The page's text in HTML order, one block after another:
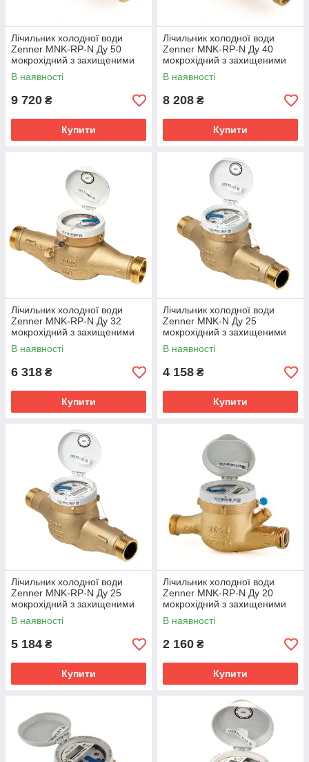
Лічильник холодної води
Zenner MNK-RP-N Ду 50
мокрохідний з захищеними
роликами
В наявності
9 720 ₴
Купити
Лічильник холодної води
Zenner MNK-RP-N Ду 40
мокрохідний з захищеними
роликами
В наявності
8 208 ₴
Купити
Лічильник холодної води
Zenner MNK-RP-N Ду 32
мокрохідний з захищеними
роликами
В наявності
6 318 ₴
Купити
Лічильник холодної води
Zenner MNK-N Ду 25
мокрохідний з захищеними
роликами
В наявності
4 158 ₴
Купити
Лічильник холодної води
Zenner MNK-RP-N Ду 25
мокрохідний з захищеними
роликами
В наявності
5 184 ₴
Купити
Лічильник холодної води
Zenner MNK-RP-N Ду 20
мокрохідний з захищеними
роликами
В наявності
2 160 ₴
Купити